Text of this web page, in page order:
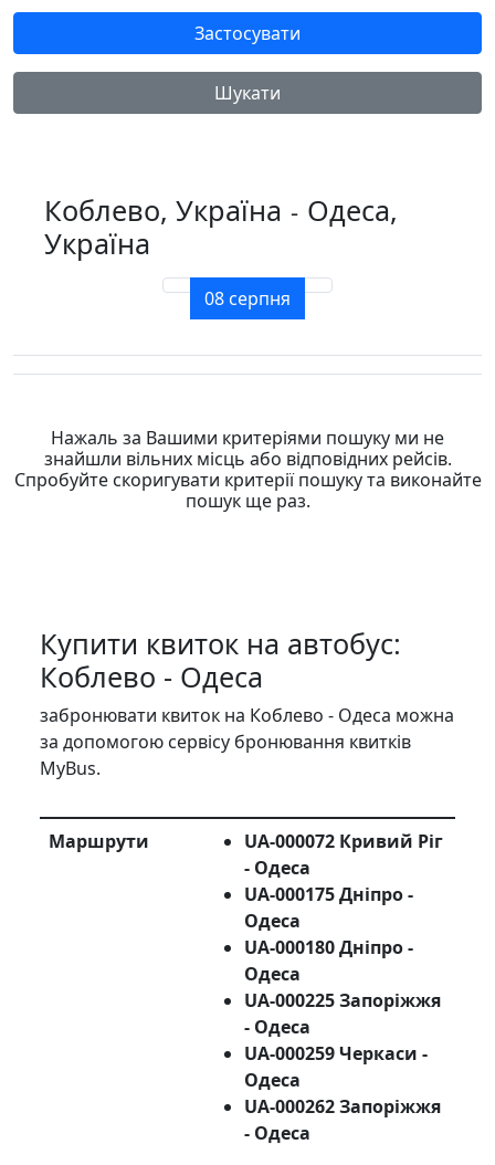
Застосувати
Шукати
Коблево, Україна - Одеса,
Україна
08 серпня
Нажаль за Вашими критеріями пошуку ми не
знайшли вільних місць або відповідних рейсів.
Спробуйте скоригувати критерії пошуку та виконайте
пошук ще раз.
Купити квиток на автобус:
Коблево - Одеса
забронювати квиток на Коблево - Одеса можна
за допомогою сервісу бронювання квитків
MyBus.
Маршрути
UA-000072 Кривий Ріг
- Одеса
UA-000175 Дніпро -
Одеса
UA-000180 Дніпро -
Одеса
UA-000225 Запоріжжя
- Одеса
UA-000259 Черкаси -
Одеса
UA-000262 Запоріжжя
- Одеса